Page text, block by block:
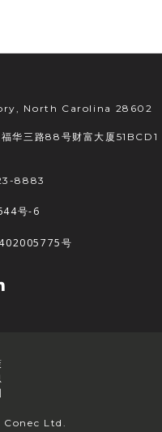
North Carolina 28602
华三路88号财富大厦51BCD1
8883
号-6
号
Ltd.